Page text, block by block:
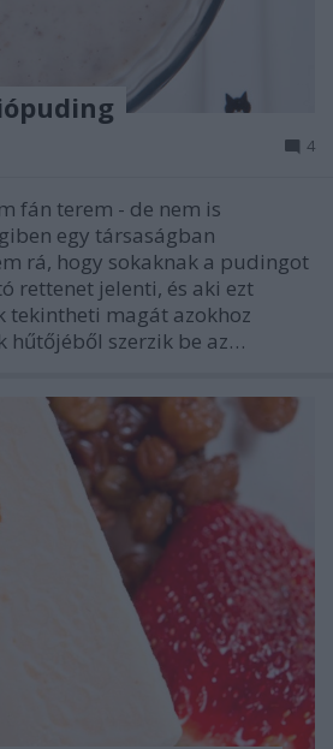
4
fán terem - de nem is
egy társaságban
rá, hogy sokaknak a pudingot
rettenet jelenti, és aki ezt
tekintheti magát azokhoz
hűtőjéből szerzik be az…